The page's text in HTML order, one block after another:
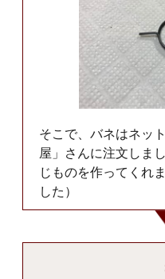
そこで、バネはネッ
屋」さんに注文しま
じものを作ってくれ
した）